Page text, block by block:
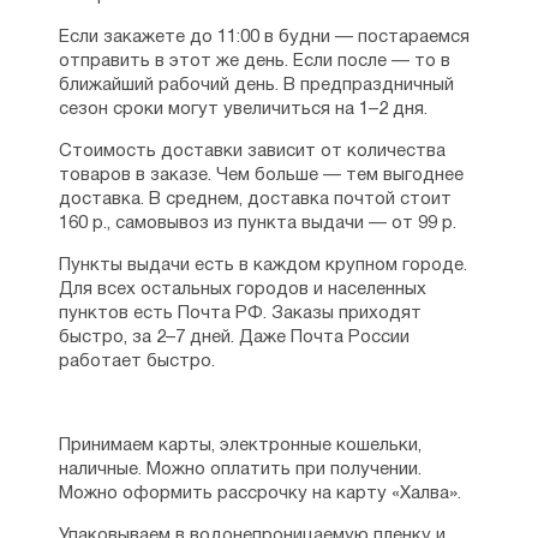
университете, вышли еще две его книги
«Ясные дни» и «Повесть о том, как чудом
Божиим строилась Русская земля». Автор
поднес их Государю Александру III, перед
чьей памятью позже благоговел. Эти
поддержал вел. кн. Константин
Константинович, стяжавший известность в
литературе под псевд. «К. Р.».
Покровительство К. Р. продолжалось и
автора в Царское Село, а затем в столицу,
где он с 1894 стал служить чиновником
канцелярии Сената. В составе этой
канцелярии Поселянин в 1896 участвовал в
коронации Николая II, за что был
1903—12 в канцелярии Академии наук,
получив за свою службу ордена свв.
Станислава и Анны 3-й степени и чин
Если закажете до 11:00 в будни — постараемся
отправить в этот же день. Если после — то в
ближайший рабочий день. В предпраздничный
сезон сроки могут увеличиться на 1–2 дня.
Стоимость доставки зависит от количества
товаров в заказе. Чем больше — тем выгоднее
доставка. В среднем, доставка почтой стоит
160 р., самовывоз из пункта выдачи — от 99 р.
Пункты выдачи есть в каждом крупном городе.
Для всех остальных городов и населенных
пунктов есть Почта РФ. Заказы приходят
быстро, за 2–7 дней. Даже Почта России
работает быстро.
Принимаем карты, электронные кошельки,
наличные. Можно оплатить при получении.
Можно оформить рассрочку на карту «Халва».